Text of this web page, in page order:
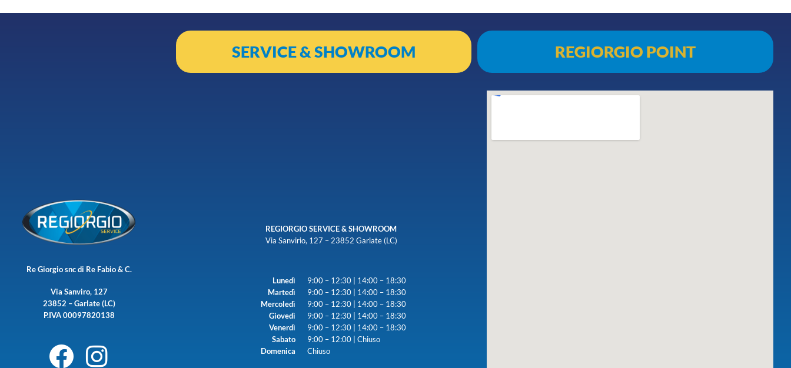
Re Giorgio snc di Re Fabio & C.
Via Sanviro, 127
23852 – Garlate (LC)
P.IVA 00097820138
SERVICE & SHOWROOM REGIORGIO POINT
REGIORGIO SERVICE & SHOWROOM
Via Sanvirio, 127 – 23852 Garlate (LC)
Lunedì
Martedì
Mercoledì
Giovedì
Venerdì
Sabato
Domenica
9:00 – 12:30 | 14:00 – 18:30
9:00 – 12:30 | 14:00 – 18:30
9:00 – 12:30 | 14:00 – 18:30
9:00 – 12:30 | 14:00 – 18:30
9:00 – 12:30 | 14:00 – 18:30
9:00 – 12:00 | Chiuso
Chiuso